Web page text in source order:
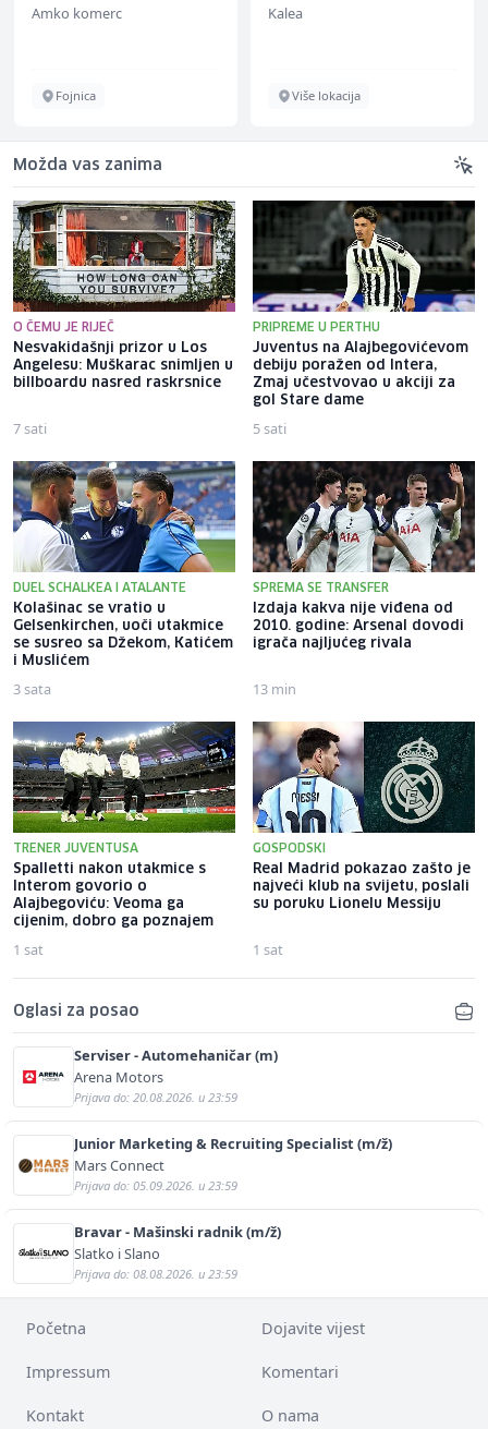
Amko komerc
Fojnica
Kalea
Više lokacija
Možda vas zanima
O ČEMU JE RIJEČ
Nesvakidašnji prizor u Los
Angelesu: Muškarac snimljen u
billboardu nasred raskrsnice
7 sati
PRIPREME U PERTHU
Juventus na Alajbegovićevom
debiju poražen od Intera,
Zmaj učestvovao u akciji za
gol Stare dame
5 sati
DUEL SCHALKEA I ATALANTE
Kolašinac se vratio u
Gelsenkirchen, uoči utakmice
se susreo sa Džekom, Katićem
i Muslićem
3 sata
SPREMA SE TRANSFER
Izdaja kakva nije viđena od
2010. godine: Arsenal dovodi
igrača najljućeg rivala
13 min
TRENER JUVENTUSA
Spalletti nakon utakmice s
Interom govorio o
Alajbegoviću: Veoma ga
cijenim, dobro ga poznajem
1 sat
GOSPODSKI
Real Madrid pokazao zašto je
najveći klub na svijetu, poslali
su poruku Lionelu Messiju
1 sat
Oglasi za posao
Serviser - Automehaničar (m)
Arena Motors
Prijava do: 20.08.2026. u 23:59
Junior Marketing & Recruiting Specialist (m/ž)
Mars Connect
Prijava do: 05.09.2026. u 23:59
Bravar - Mašinski radnik (m/ž)
Slatko i Slano
Prijava do: 08.08.2026. u 23:59
Početna Dojavite vijest
Impressum Komentari
Kontakt O nama